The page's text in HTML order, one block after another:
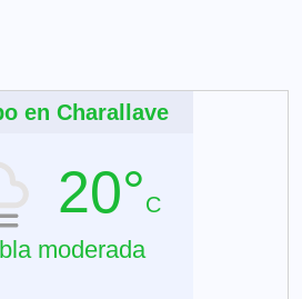
en Charallave
20°C
moderada